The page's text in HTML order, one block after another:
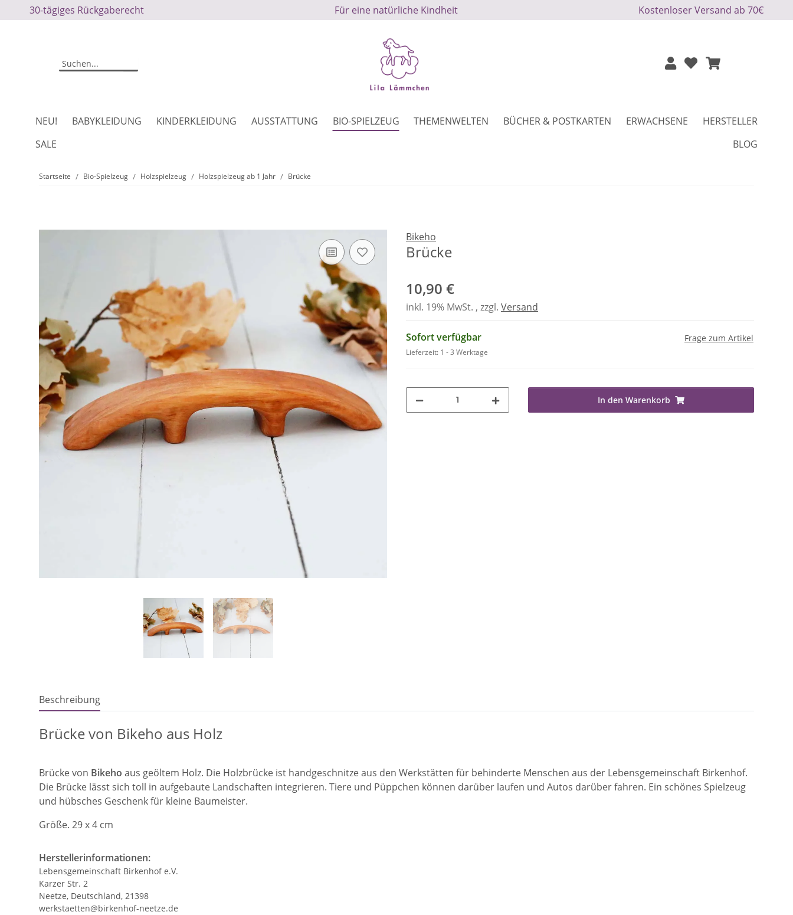
30-tägiges Rückgaberecht Für eine natürliche Kindheit Kostenloser Versand ab 70€
NEU! BABYKLEIDUNG KINDERKLEIDUNG AUSSTATTUNG BIO-SPIELZEUG THEMENWELTEN BÜCHER & POSTKARTEN ERWACHSENE
HERSTELLER
SALE
BLOG
Startseite Bio-Spielzeug Holzspielzeug Holzspielzeug ab 1 Jahr Brücke
Bikeho
Brücke
10,90 €
inkl. 19% MwSt. , zzgl. Versand
Sofort verfügbar
Lieferzeit: 1 - 3 Werktage
Frage zum Artikel
In den Warenkorb
Beschreibung
Brücke von Bikeho aus Holz
Brücke von Bikeho aus geöltem Holz. Die Holzbrücke ist handgeschnitze aus den Werkstätten für behinderte Menschen aus der Lebensgemeinschaft Birkenhof.
Die Brücke lässt sich toll in aufgebaute Landschaften integrieren. Tiere und Püppchen können darüber laufen und Autos darüber fahren. Ein schönes Spielzeug
und hübsches Geschenk für kleine Baumeister.
Größe. 29 x 4 cm
Herstellerinformationen:
Lebensgemeinschaft Birkenhof e.V.
Karzer Str. 2
Neetze, Deutschland, 21398
werkstaetten@birkenhof-neetze.de